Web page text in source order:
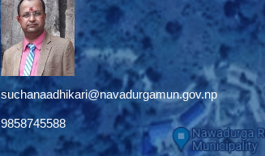
suchanaadhikari@navadurgamun.gov.np
9858745588